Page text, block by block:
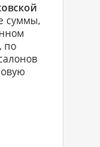
суммы,
по